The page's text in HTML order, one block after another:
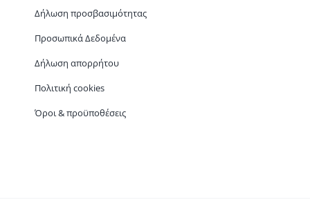
Δήλωση προσβασιμότητας
Προσωπικά Δεδομένα
Δήλωση απορρήτου
Πολιτική cookies
Όροι & προϋποθέσεις